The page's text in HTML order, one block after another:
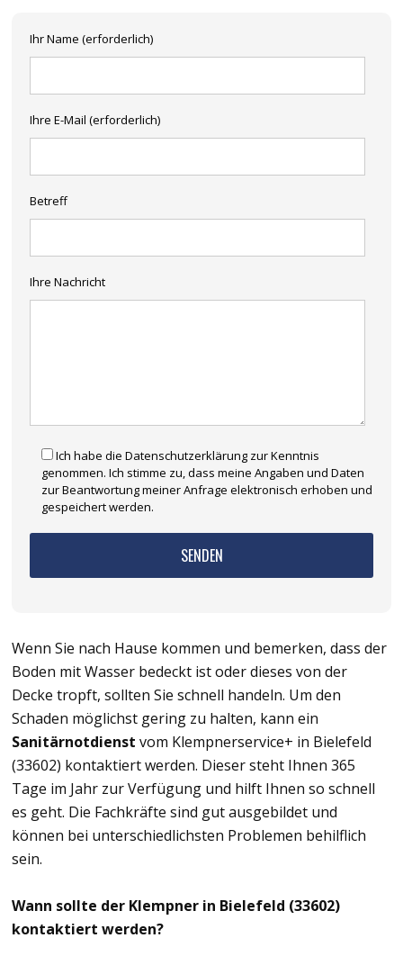
Ihr Name (erforderlich)
Ihre E-Mail (erforderlich)
Betreff
Ihre Nachricht
Ich habe die Datenschutzerklärung zur Kenntnis
genommen. Ich stimme zu, dass meine Angaben und Daten
zur Beantwortung meiner Anfrage elektronisch erhoben und
gespeichert werden.
Wenn Sie nach Hause kommen und bemerken, dass der
Boden mit Wasser bedeckt ist oder dieses von der
Decke tropft, sollten Sie schnell handeln. Um den
Schaden möglichst gering zu halten, kann ein
Sanitärnotdienst vom Klempnerservice+ in Bielefeld
(33602) kontaktiert werden. Dieser steht Ihnen 365
Tage im Jahr zur Verfügung und hilft Ihnen so schnell
es geht. Die Fachkräfte sind gut ausgebildet und
können bei unterschiedlichsten Problemen behilflich
sein.
Wann sollte der Klempner in Bielefeld (33602)
kontaktiert werden?